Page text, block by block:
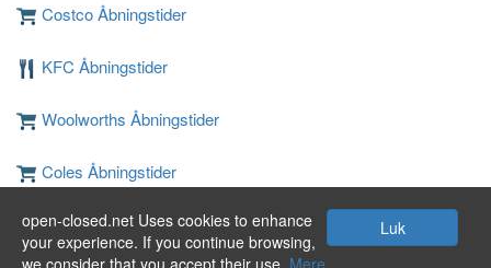
Luk
open-closed.net Uses cookies to enhance
your experience. If you continue browsing,
we consider that you accept their use. Mere
Costco Åbningstider
KFC Åbningstider
Woolworths Åbningstider
Coles Åbningstider
JB Hi-Fi Åbningstider